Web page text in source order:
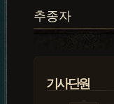
추종자
기사단원